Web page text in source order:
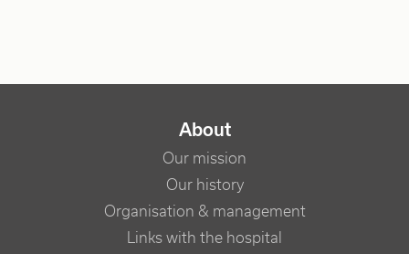
NAVIGATION PRINCIPALE
About
Our mission
Our history
Organisation & management
Links with the hospital